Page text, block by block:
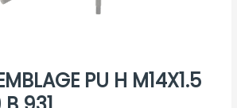
PU H M14X1.5